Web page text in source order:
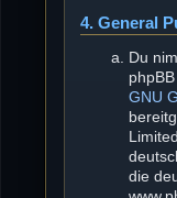
4. General
Du
GNU
die